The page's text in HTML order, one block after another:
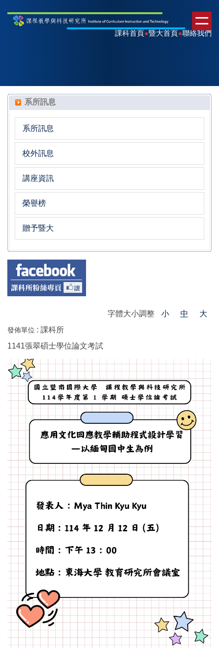
課科首頁●暨大首頁●聯絡我們
系所訊息
系所訊息
校外訊息
講座資訊
榮譽榜
贈予暨大
字體大小調整 小 中 大
發佈單位 : 課科所
1141張翠碩士學位論文考試